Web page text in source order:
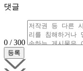
댓글
0 / 300